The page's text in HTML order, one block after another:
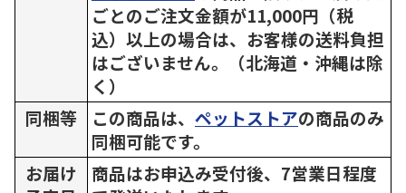
ごとのご注文金額が11,000円（税
込）以上の場合は、お客様の送料負担
はございません。（北海道・沖縄は除
く）
同梱等
この商品は、 ペットストアの商品のみ
同梱可能です。
お届け
商品はお申込み受付後、7営業日程度